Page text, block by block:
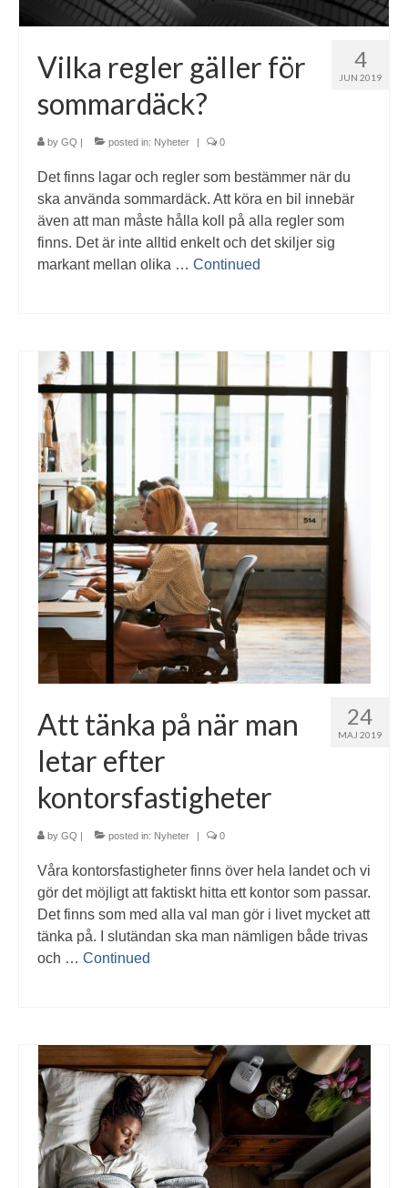
4
JUN 2019
Vilka regler gäller för
sommardäck?
by GQ | posted in: Nyheter | 0
Det finns lagar och regler som bestämmer när du
ska använda sommardäck. Att köra en bil innebär
även att man måste hålla koll på alla regler som
finns. Det är inte alltid enkelt och det skiljer sig
markant mellan olika … Continued
24
MAJ 2019
Att tänka på när man
letar efter
kontorsfastigheter
by GQ | posted in: Nyheter | 0
Våra kontorsfastigheter finns över hela landet och vi
gör det möjligt att faktiskt hitta ett kontor som passar.
Det finns som med alla val man gör i livet mycket att
tänka på. I slutändan ska man nämligen både trivas
och … Continued